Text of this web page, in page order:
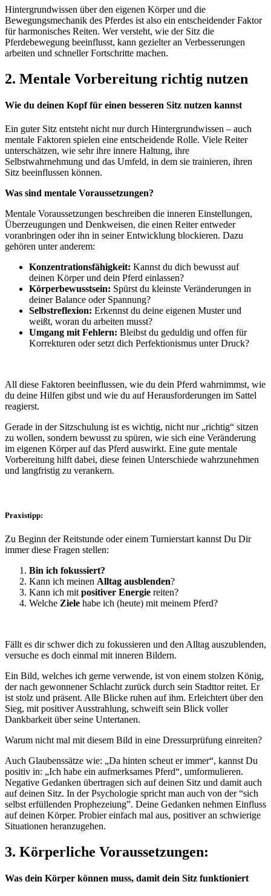
Hintergrundwissen über den eigenen Körper und die
Bewegungsmechanik des Pferdes ist also ein entscheidender Faktor
für harmonisches Reiten. Wer versteht, wie der Sitz die
Pferdebewegung beeinflusst, kann gezielter an Verbesserungen
arbeiten und schneller Fortschritte machen.
2. Mentale Vorbereitung richtig nutzen
Wie du deinen Kopf für einen besseren Sitz nutzen kannst
Ein guter Sitz entsteht nicht nur durch Hintergrundwissen – auch
mentale Faktoren spielen eine entscheidende Rolle. Viele Reiter
unterschätzen, wie sehr ihre innere Haltung, ihre
Selbstwahrnehmung und das Umfeld, in dem sie trainieren, ihren
Sitz beeinflussen können.
Was sind mentale Voraussetzungen?
Mentale Voraussetzungen beschreiben die inneren Einstellungen,
Überzeugungen und Denkweisen, die einen Reiter entweder
voranbringen oder ihn in seiner Entwicklung blockieren. Dazu
gehören unter anderem:
Konzentrationsfähigkeit: Kannst du dich bewusst auf
deinen Körper und dein Pferd einlassen?
Körperbewusstsein: Spürst du kleinste Veränderungen in
deiner Balance oder Spannung?
Selbstreflexion: Erkennst du deine eigenen Muster und
weißt, woran du arbeiten musst?
Umgang mit Fehlern: Bleibst du geduldig und offen für
Korrekturen oder setzt dich Perfektionismus unter Druck?
All diese Faktoren beeinflussen, wie du dein Pferd wahrnimmst, wie
du deine Hilfen gibst und wie du auf Herausforderungen im Sattel
reagierst.
Gerade in der Sitzschulung ist es wichtig, nicht nur „richtig“ sitzen
zu wollen, sondern bewusst zu spüren, wie sich eine Veränderung
im eigenen Körper auf das Pferd auswirkt. Eine gute mentale
Vorbereitung hilft dabei, diese feinen Unterschiede wahrzunehmen
und langfristig zu verankern.
Praxistipp:
Zu Beginn der Reitstunde oder einem Turnierstart kannst Du Dir
immer diese Fragen stellen:
Bin ich fokussiert?
Kann ich meinen Alltag ausblenden?
Kann ich mit positiver Energie reiten?
Welche Ziele habe ich (heute) mit meinem Pferd?
Fällt es dir schwer dich zu fokussieren und den Alltag auszublenden,
versuche es doch einmal mit inneren Bildern.
Ein Bild, welches ich gerne verwende, ist von einem stolzen König,
der nach gewonnener Schlacht zurück durch sein Stadttor reitet. Er
ist stolz und präsent. Alle Blicke ruhen auf ihm. Erleichtert über den
Sieg, mit positiver Ausstrahlung, schweift sein Blick voller
Dankbarkeit über seine Untertanen.
Warum nicht mal mit diesem Bild in eine Dressurprüfung einreiten?
Auch Glaubenssätze wie: „Da hinten scheut er immer“, kannst Du
positiv in: „Ich habe ein aufmerksames Pferd“, umformulieren.
Negative Gedanken übertragen sich auf deinen Sitz und damit auch
auf deinen Sitz. In der Psychologie spricht man auch von der “sich
selbst erfüllenden Prophezeiung”. Deine Gedanken nehmen Einfluss
auf deinen Körper. Probier einfach mal aus, positiver an schwierige
Situationen heranzugehen.
3. Körperliche Voraussetzungen:
Was dein Körper können muss, damit dein Sitz funktioniert